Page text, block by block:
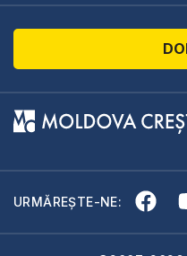
URMĂREȘTE-NE: